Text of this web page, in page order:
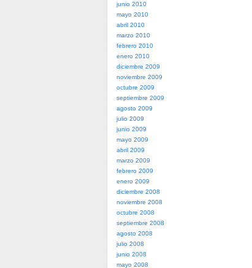
junio 2010
mayo 2010
abril 2010
marzo 2010
febrero 2010
enero 2010
diciembre 2009
noviembre 2009
octubre 2009
septiembre 2009
agosto 2009
julio 2009
junio 2009
mayo 2009
abril 2009
marzo 2009
febrero 2009
enero 2009
diciembre 2008
noviembre 2008
octubre 2008
septiembre 2008
agosto 2008
julio 2008
junio 2008
mayo 2008